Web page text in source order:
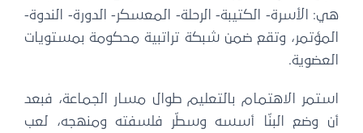
هي: الأسرة- الكتيبة- الرحلة- المعسكر- الدورة- الندوة-
المؤتمر، وتقع ضمن شبكة تراتبية محكومة بمستويات
العضوية.
استمر الاهتمام بالتعليم طوال مسار الجماعة، فبعد
أن وضع البنّا أسسه وسطّر فلسفته ومنهجه، لعب